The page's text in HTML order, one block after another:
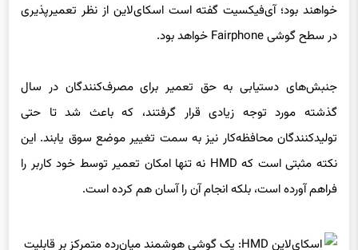
خواهند بود؛ آی‌فیکسیت گفته است اسکای‌لاین از نظر تعمیرپذیری
در سطح گوشی Fairphone خواهد بود.
جنبش‌های دستیابی به حق تعمیر برای مصرف‌کنندگان در سال
گذشته مورد توجه زیادی قرار گرفتند، که باعث شد تا حتی
تولیدکنندگان محافظه‌کار نیز به سمت تغییر موضع سوق یابند. این
نکته مثبتی است که HMD نه تنها امکان تعمیر توسط خود کاربر را
فراهم آورده است، بلکه انجام آن را آسان هم کرده است.